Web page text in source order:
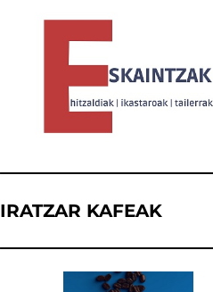
IRATZAR KAFEAK